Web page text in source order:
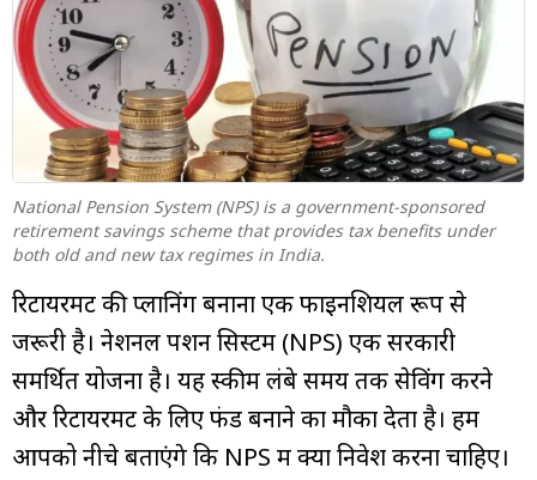
वीडियो
म्यूचुअल
फंड
National Pension System (NPS) is a government-sponsored
retirement savings scheme that provides tax benefits under
both old and new tax regimes in India.
रिटायरमेंट की प्लानिंग बनाना एक फाइनेंशियल रूप से
जरूरी है। नेशनल पेंशन सिस्टम (NPS) एक सरकारी
समर्थित योजना है। यह स्कीम लंबे समय तक सेविंग करने
और रिटायरमेंट के लिए फंड बनाने का मौका देता है। हम
आपको नीचे बताएंगे कि NPS में क्यों निवेश करना चाहिए।